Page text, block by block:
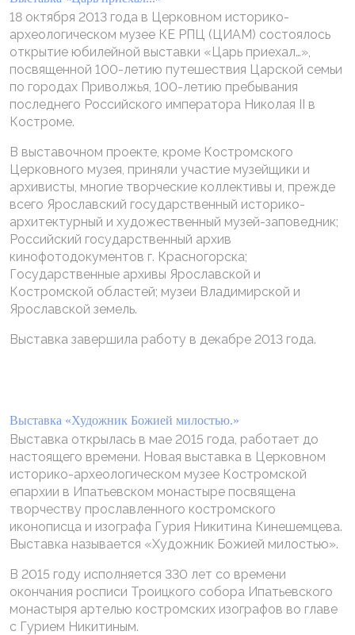
18 октября 2013 года в Церковном историко-
археологическом музее КЕ РПЦ (ЦИАМ) состоялось
открытие юбилейной выставки «Царь приехал…»,
посвященной 100-летию путешествия Царской семьи
по городах Приволжья, 100-летию пребывания
последнего Российского императора Николая II в
Костроме.
В выставочном проекте, кроме Костромского
Церковного музея, приняли участие музейщики и
архивисты, многие творческие коллективы и, прежде
всего Ярославский государственный историко-
архитектурный и художественный музей-заповедник;
Российский государственный архив
кинофотодокументов г. Красногорска;
Государственные архивы Ярославской и
Костромской областей; музеи Владимирской и
Ярославской земель.
Выставка завершила работу в декабре 2013 года.
Выставка «Художник Божией милостью.»
Выставка открылась в мае 2015 года, работает до
настоящего времени. Новая выставка в Церковном
историко-археологическом музее Костромской
епархии в Ипатьевском монастыре посвящена
творчеству прославленного костромского
иконописца и изографа Гурия Никитина Кинешемцева.
Выставка называется «Художник Божией милостью».
В 2015 году исполняется 330 лет со времени
окончания росписи Троицкого собора Ипатьевского
монастыря артелью костромских изографов во главе
с Гурием Никитиным.